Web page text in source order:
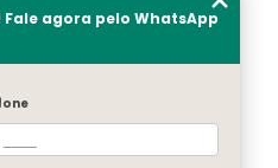
E USINAGEM
Fale agora pelo WhatsApp